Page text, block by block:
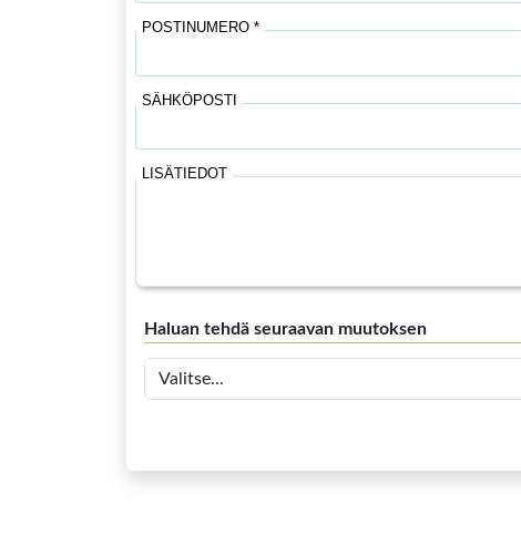
POSTINUMERO *
SÄHKÖPOSTI
LISÄTIEDOT
Haluan tehdä seuraavan muutoksen